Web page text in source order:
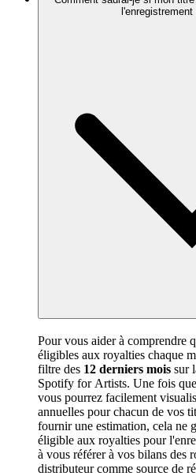
Pour vous aider à comprendre
éligibles aux royalties chaque
filtre des 12 derniers mois sur
Spotify for Artists. Une fois
vous pourrez facilement
annuelles pour chacun de vos
fournir une estimation, cela ne
éligible aux royalties pour
à vous référer à vos bilans des
distributeur comme source de